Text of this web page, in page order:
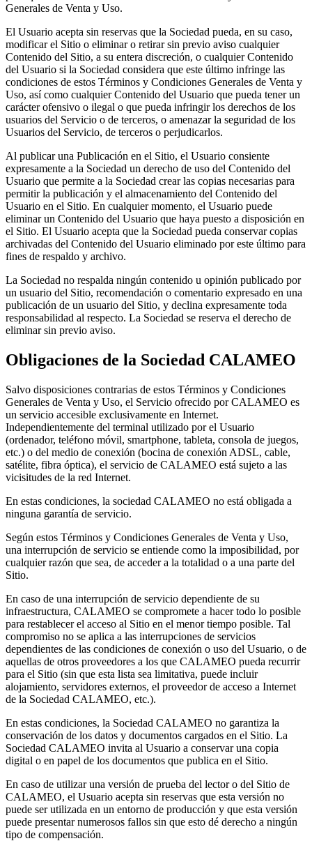
Generales de Venta y Uso.
El Usuario acepta sin reservas que la Sociedad pueda, en su caso,
modificar el Sitio o eliminar o retirar sin previo aviso cualquier
Contenido del Sitio, a su entera discreción, o cualquier Contenido
del Usuario si la Sociedad considera que este último infringe las
condiciones de estos Términos y Condiciones Generales de Venta y
Uso, así como cualquier Contenido del Usuario que pueda tener un
carácter ofensivo o ilegal o que pueda infringir los derechos de los
usuarios del Servicio o de terceros, o amenazar la seguridad de los
Usuarios del Servicio, de terceros o perjudicarlos.
Al publicar una Publicación en el Sitio, el Usuario consiente
expresamente a la Sociedad un derecho de uso del Contenido del
Usuario que permite a la Sociedad crear las copias necesarias para
permitir la publicación y el almacenamiento del Contenido del
Usuario en el Sitio. En cualquier momento, el Usuario puede
eliminar un Contenido del Usuario que haya puesto a disposición en
el Sitio. El Usuario acepta que la Sociedad pueda conservar copias
archivadas del Contenido del Usuario eliminado por este último para
fines de respaldo y archivo.
La Sociedad no respalda ningún contenido u opinión publicado por
un usuario del Sitio, recomendación o comentario expresado en una
publicación de un usuario del Sitio, y declina expresamente toda
responsabilidad al respecto. La Sociedad se reserva el derecho de
eliminar sin previo aviso.
Obligaciones de la Sociedad CALAMEO
Salvo disposiciones contrarias de estos Términos y Condiciones
Generales de Venta y Uso, el Servicio ofrecido por CALAMEO es
un servicio accesible exclusivamente en Internet.
Independientemente del terminal utilizado por el Usuario
(ordenador, teléfono móvil, smartphone, tableta, consola de juegos,
etc.) o del medio de conexión (bocina de conexión ADSL, cable,
satélite, fibra óptica), el servicio de CALAMEO está sujeto a las
vicisitudes de la red Internet.
En estas condiciones, la sociedad CALAMEO no está obligada a
ninguna garantía de servicio.
Según estos Términos y Condiciones Generales de Venta y Uso,
una interrupción de servicio se entiende como la imposibilidad, por
cualquier razón que sea, de acceder a la totalidad o a una parte del
Sitio.
En caso de una interrupción de servicio dependiente de su
infraestructura, CALAMEO se compromete a hacer todo lo posible
para restablecer el acceso al Sitio en el menor tiempo posible. Tal
compromiso no se aplica a las interrupciones de servicios
dependientes de las condiciones de conexión o uso del Usuario, o de
aquellas de otros proveedores a los que CALAMEO pueda recurrir
para el Sitio (sin que esta lista sea limitativa, puede incluir
alojamiento, servidores externos, el proveedor de acceso a Internet
de la Sociedad CALAMEO, etc.).
En estas condiciones, la Sociedad CALAMEO no garantiza la
conservación de los datos y documentos cargados en el Sitio. La
Sociedad CALAMEO invita al Usuario a conservar una copia
digital o en papel de los documentos que publica en el Sitio.
En caso de utilizar una versión de prueba del lector o del Sitio de
CALAMEO, el Usuario acepta sin reservas que esta versión no
puede ser utilizada en un entorno de producción y que esta versión
puede presentar numerosos fallos sin que esto dé derecho a ningún
tipo de compensación.